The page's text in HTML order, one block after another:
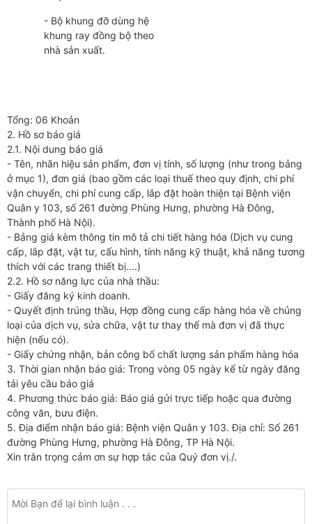
- Bộ khung đỡ dùng hệ
khung ray đồng bộ theo
nhà sản xuất.
Tổng: 06 Khoản
2. Hồ sơ báo giá
2.1. Nội dung báo giá
- Tên, nhãn hiệu sản phẩm, đơn vị tính, số lượng (như trong bảng
ở mục 1), đơn giá (bao gồm các loại thuế theo quy định, chi phí
vận chuyển, chi phí cung cấp, lắp đặt hoàn thiện tại Bệnh viện
Quân y 103, số 261 đường Phùng Hưng, phường Hà Đông,
Thành phố Hà Nội).
- Bảng giá kèm thông tin mô tả chi tiết hàng hóa (Dịch vụ cung
cấp, lắp đặt, vật tư, cấu hình, tính năng kỹ thuật, khả năng tương
thích với các trang thiết bị....)
2.2. Hồ sơ năng lực của nhà thầu:
- Giấy đăng ký kinh doanh.
- Quyết định trúng thầu, Hợp đồng cung cấp hàng hóa về chủng
loại của dịch vụ, sửa chữa, vật tư thay thế mà đơn vị đã thực
hiện (nếu có).
- Giấy chứng nhận, bản công bố chất lượng sản phẩm hàng hóa
3. Thời gian nhận báo giá: Trong vòng 05 ngày kể từ ngày đăng
tải yêu cầu báo giá
4. Phương thức báo giá: Báo giá gửi trực tiếp hoặc qua đường
công văn, bưu điện.
5. Địa điểm nhận báo giá: Bệnh viện Quân y 103. Địa chỉ: Số 261
đường Phùng Hưng, phường Hà Đông, TP Hà Nội.
Xin trân trọng cảm ơn sự hợp tác của Quý đơn vị./.